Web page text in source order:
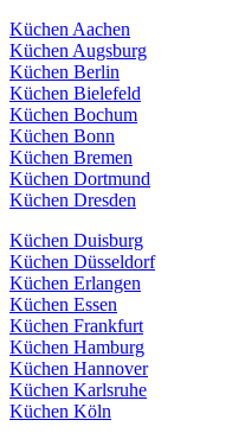
Küchen Aachen
Küchen Augsburg
Küchen Berlin
Küchen Bielefeld
Küchen Bochum
Küchen Bonn
Küchen Bremen
Küchen Dortmund
Küchen Dresden
Küchen Duisburg
Küchen Düsseldorf
Küchen Erlangen
Küchen Essen
Küchen Frankfurt
Küchen Hamburg
Küchen Hannover
Küchen Karlsruhe
Küchen Köln